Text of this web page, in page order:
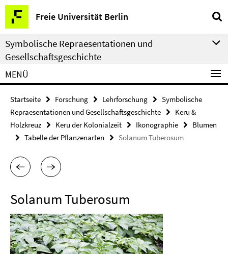
Springe
direkt
zu
Inhalt
Freie Universität Berlin
Service-
Navigation
Symbolische Repraesentationen und
Gesellschaftsgeschichte
MENÜ
Startseite Forschung Lehrforschung
Symbolische
Repraesentationen und Gesellschaftsgeschichte
Keru &
Holzkreuz
Keru der Kolonialzeit Ikonographie
Blumen
Tabelle der Pflanzenarten
Solanum Tuberosum
Solanum Tuberosum